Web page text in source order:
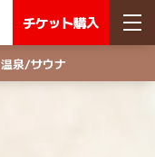
チケット購入
温泉/サウナ